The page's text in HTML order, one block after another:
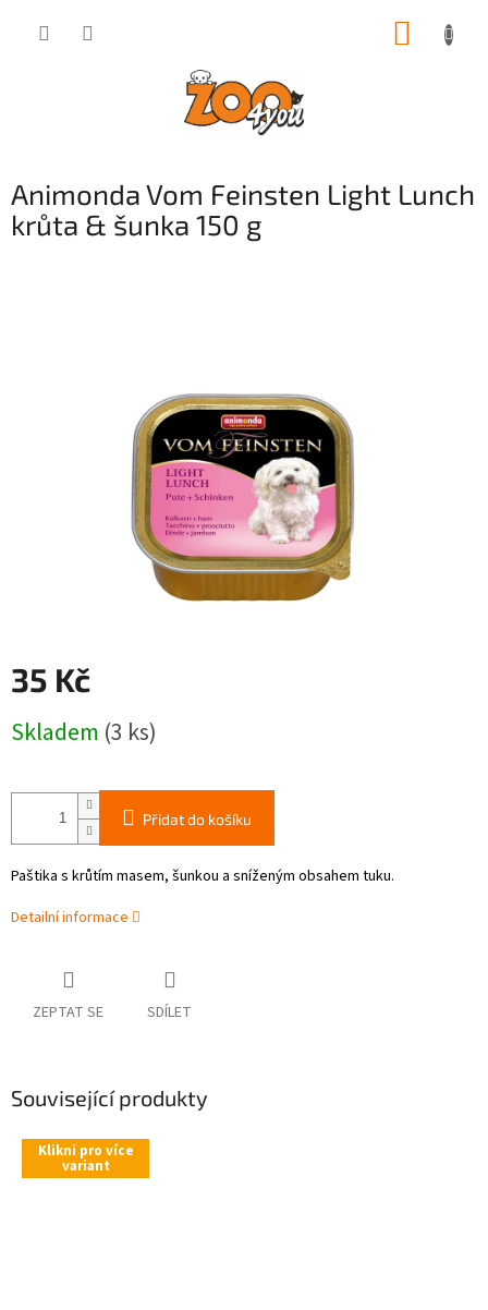
Animonda Vom Feinsten Light Lunch
krůta & šunka 150 g
35 Kč
cena:
Skladem (3 ks)
Přidat do košíku
Paštika s krůtím masem, šunkou a sníženým obsahem tuku.
Detailní informace
ZEPTAT SE SDÍLET
Související produkty
Klikni pro více
variant